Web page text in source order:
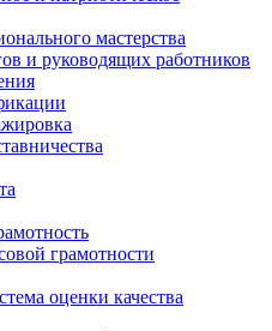
мастерства
и руководящих работников
грамотности
оценки качества